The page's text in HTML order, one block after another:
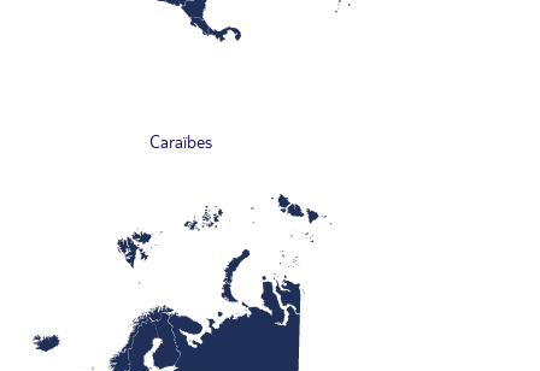
Caraïbes